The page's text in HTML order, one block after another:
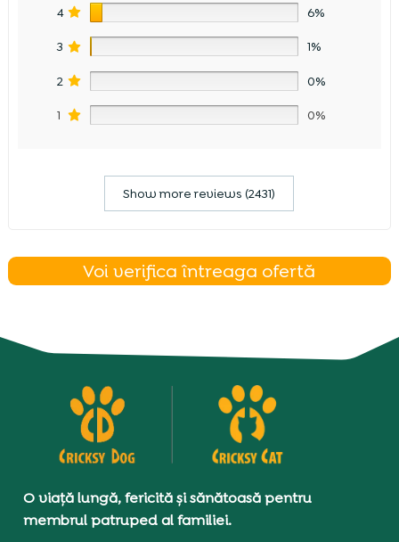
4 6%
3 1%
2 0%
1 0%
Show more reviews (2431)
Voi verifica întreaga ofertă
O viață lungă, fericită și sănătoasă pentru
membrul patruped al familiei.